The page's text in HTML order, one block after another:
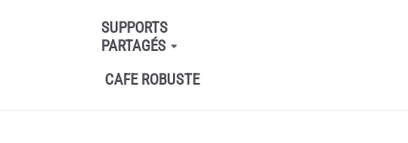
SUPPORTS
PARTAGÉS
CAFE ROBUSTE